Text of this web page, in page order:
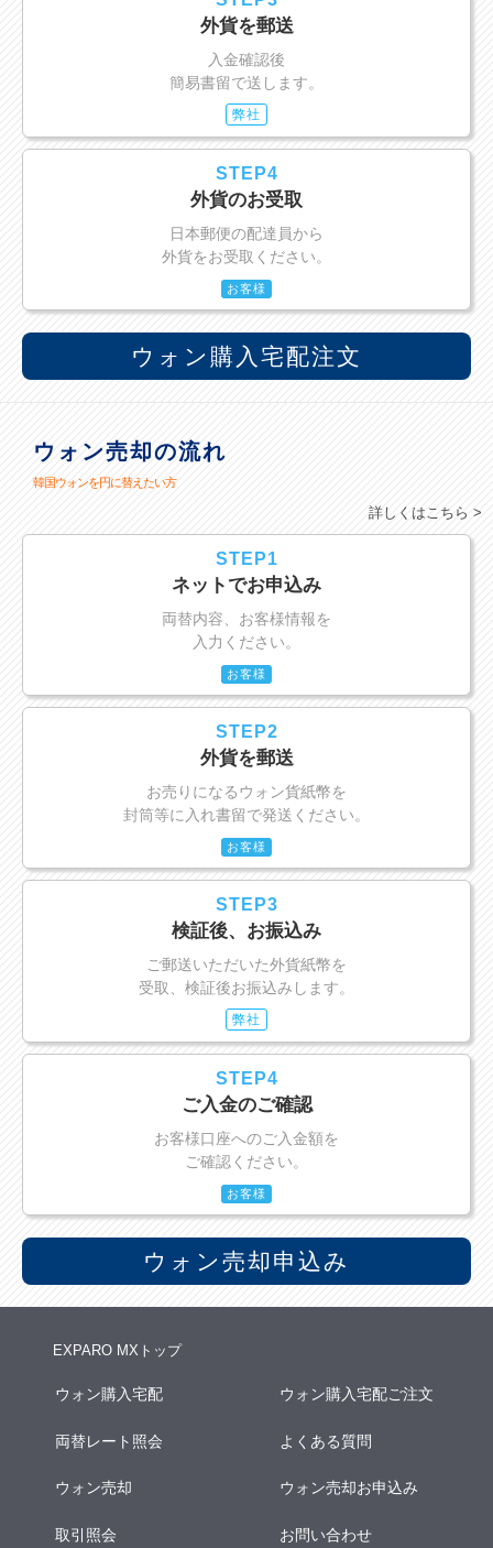
外貨を郵送
入金確認後
簡易書留で送します。
弊社
STEP4
外貨のお受取
日本郵便の配達員から
外貨をお受取ください。
お客様
ウォン購入宅配注文
ウォン売却の流れ
韓国ウォンを円に替えたい方
詳しくはこちら >
STEP1
ネットでお申込み
両替内容、お客様情報を
入力ください。
お客様
STEP2
外貨を郵送
お売りになるウォン貨紙幣を
封筒等に入れ書留で発送ください。
お客様
STEP3
検証後、お振込み
ご郵送いただいた外貨紙幣を
受取、検証後お振込みします。
弊社
STEP4
ご入金のご確認
お客様口座へのご入金額を
ご確認ください。
お客様
ウォン売却申込み
EXPARO MXトップ
ウォン購入宅配 ウォン購入宅配ご注文
両替レート照会 よくある質問
ウォン売却 ウォン売却お申込み
取引照会 お問い合わせ